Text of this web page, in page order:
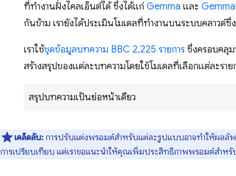
ที่ทำงานฝั่งไคลเอ็นต์ได้ ซึ่งได้แก่ Gemma และ
กันข้าม เรายังได้ประเมินโมเดลที่ทำงานบนระบบคลาว
เราใช้ชุดข้อมูลบทความ BBC 2,225 รายการ ซึ่งครอบคลุม
สร้างสรุปของแต่ละบทความโดยใช้โมเดลที่เลือกแต่ละร
สรุปบทความเป็นย่อหน้าเดียว
เคล็ดลับ: การปรับแต่งพรอมต์สำหรับแต่ละรูปแบบอาจทําให้ผลลั
การเปรียบเทียบ แต่เราขอแนะนำให้คุณเพิ่มประสิทธิภาพพรอมต์สำห